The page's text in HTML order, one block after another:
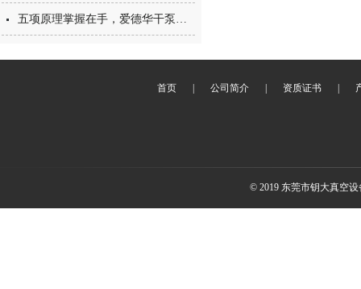
五项原理掌握在手，爱德华干泵维修不用愁
首页 公司简介 资质证书
© 2019 东莞市钥大真空